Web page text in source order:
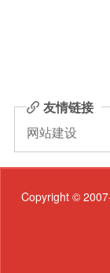
友情链接
网站建设
Copyright ©